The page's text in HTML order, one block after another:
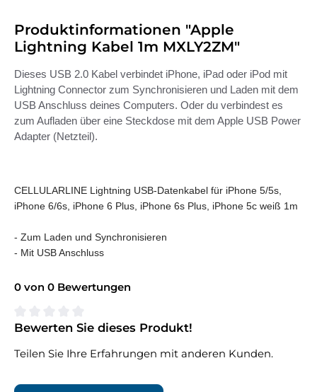
Produktinformationen "Apple
Lightning Kabel 1m MXLY2ZM"
Dieses USB 2.0 Kabel verbindet iPhone, iPad oder iPod mit
Lightning Connector zum Synchronisieren und Laden mit dem
USB Anschluss deines Computers. Oder du verbindest es
zum Aufladen über eine Steckdose mit dem Apple USB Power
Adapter (Netzteil).
CELLULARLINE Lightning USB-Datenkabel für iPhone 5/5s,
iPhone 6/6s, iPhone 6 Plus, iPhone 6s Plus, iPhone 5c weiß 1m
- Zum Laden und Synchronisieren
- Mit USB Anschluss
0 von 0 Bewertungen
Durchschnittliche Bewertung von 0 von 5 Sternen
Bewerten Sie dieses Produkt!
Teilen Sie Ihre Erfahrungen mit anderen Kunden.